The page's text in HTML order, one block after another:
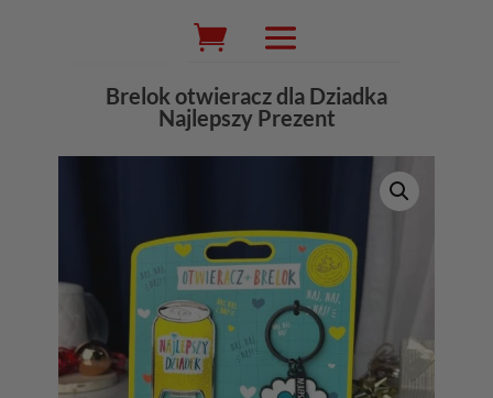
Wyszukiwarka
produktów
Brelok otwieracz dla Dziadka
Najlepszy Prezent